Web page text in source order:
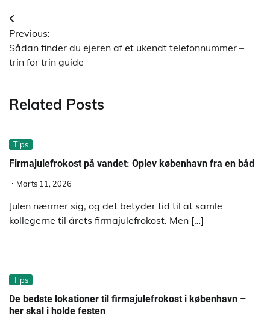
Indlægsnavigation
Previous:
Sådan finder du ejeren af et ukendt telefonnummer –
trin for trin guide
Related Posts
Tips
Firmajulefrokost på vandet: Oplev københavn fra en båd
Marts 11, 2026
Julen nærmer sig, og det betyder tid til at samle
kollegerne til årets firmajulefrokost. Men […]
Tips
De bedste lokationer til firmajulefrokost i københavn –
her skal i holde festen